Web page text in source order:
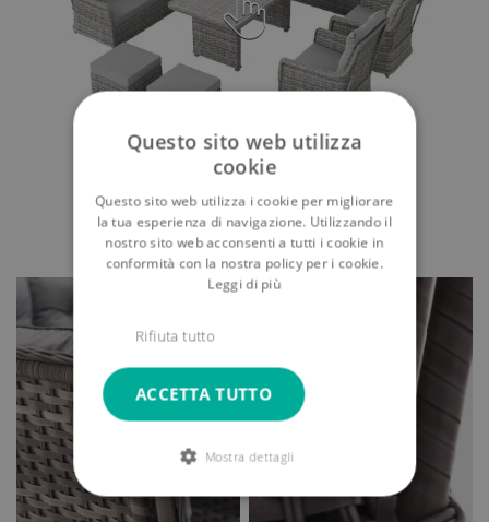
Questo sito web utilizza
cookie
Questo sito web utilizza i cookie per migliorare
la tua esperienza di navigazione. Utilizzando il
nostro sito web acconsenti a tutti i cookie in
conformità con la nostra policy per i cookie.
Leggi di più
ACCETTA TUTTO
Rifiuta tutto
Mostra dettagli